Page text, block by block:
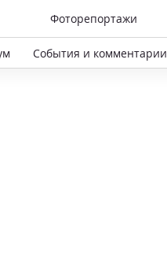
Фоторепортажи
События и комментарии